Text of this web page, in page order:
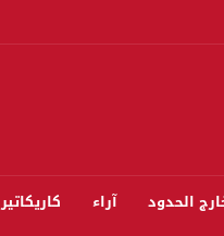
الحدود آراء كاريكاتير